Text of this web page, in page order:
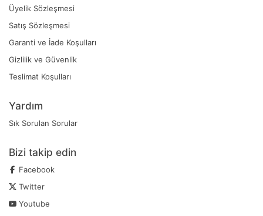
Üyelik Sözleşmesi
Satış Sözleşmesi
Garanti ve İade Koşulları
Gizlilik ve Güvenlik
Teslimat Koşulları
Yardım
Sık Sorulan Sorular
Bizi takip edin
Facebook
Twitter
Youtube